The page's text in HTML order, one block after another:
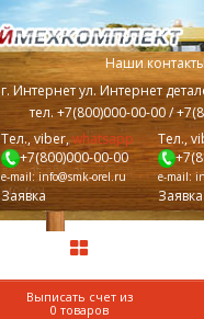
Наши
г. Интернетул. Интернет
тел.+7(800)000-00-00/
Тел., viber,whatsapp
+7(800)000-00-00
e-mail: info@smk-orel.ru
Заявка
Тел.,
e-mail:
Заявка
Выписать счет из
0 товаров